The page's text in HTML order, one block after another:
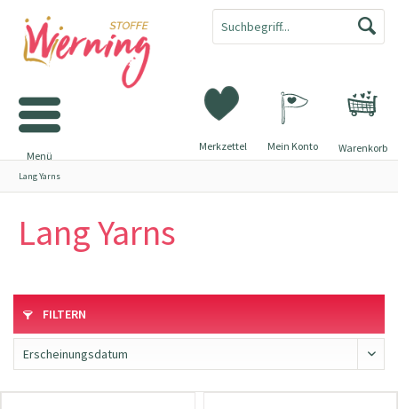
Warenkorb
Merkzettel Mein Konto
Menü
Lang Yarns
Lang Yarns
FILTERN